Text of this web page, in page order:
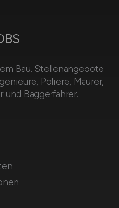
Bau. Stellenangebote
Poliere, Maurer,
und Baggerfahrer.